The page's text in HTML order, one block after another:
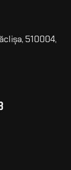
510004,